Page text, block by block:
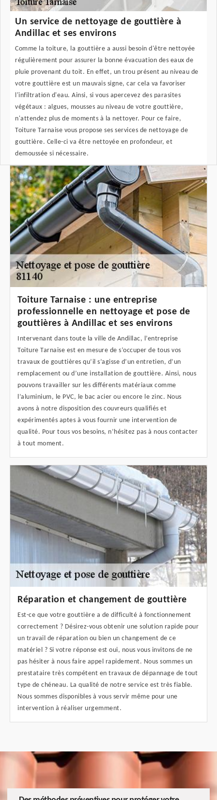
Un service de nettoyage de gouttière à
Andillac et ses environs
Comme la toiture, la gouttière a aussi besoin d'être nettoyée
régulièrement pour assurer la bonne évacuation des eaux de
pluie provenant du toit. En effet, un trou présent au niveau de
votre gouttière est un mauvais signe, car cela va favoriser
l'infiltration d'eau. Ainsi, si vous apercevez des parasites
végétaux : algues, mousses au niveau de votre gouttière,
n'attendez plus de moments à la nettoyer. Pour ce faire,
Toiture Tarnaise vous propose ses services de nettoyage de
gouttière. Celle-ci va être nettoyée en profondeur, et
demoussée si nécessaire.
Toiture Tarnaise : une entreprise
professionnelle en nettoyage et pose de
gouttières à Andillac et ses environs
Intervenant dans toute la ville de Andillac, l’entreprise
Toiture Tarnaise est en mesure de s’occuper de tous vos
travaux de gouttières qu’il s’agisse d’un entretien, d’un
remplacement ou d’une installation de gouttière. Ainsi, nous
pouvons travailler sur les différents matériaux comme
l’aluminium, le PVC, le bac acier ou encore le zinc. Nous
avons à notre disposition des couvreurs qualifiés et
expérimentés aptes à vous fournir une intervention de
qualité. Pour tous vos besoins, n’hésitez pas à nous contacter
à tout moment.
Réparation et changement de gouttière
Est-ce que votre gouttière a de difficulté à fonctionnement
correctement ? Désirez-vous obtenir une solution rapide pour
un travail de réparation ou bien un changement de ce
matériel ? Si votre réponse est oui, nous vous invitons de ne
pas hésiter à nous faire appel rapidement. Nous sommes un
prestataire très compétent en travaux de dépannage de tout
type de chéneau. La qualité de notre service est très fiable.
Nous sommes disponibles à vous servir même pour une
intervention à réaliser urgemment.